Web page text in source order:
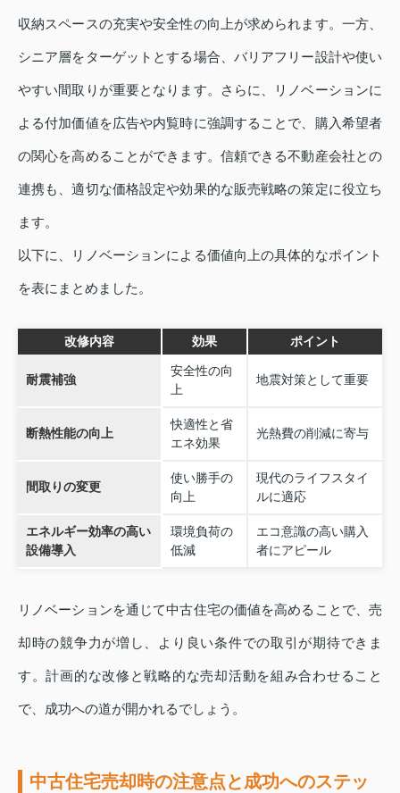
収納スペースの充実や安全性の向上が求められます。一方、
シニア層をターゲットとする場合、バリアフリー設計や使い
やすい間取りが重要となります。さらに、リノベーションに
よる付加価値を広告や内覧時に強調することで、購入希望者
の関心を高めることができます。信頼できる不動産会社との
連携も、適切な価格設定や効果的な販売戦略の策定に役立ち
ます。
以下に、リノベーションによる価値向上の具体的なポイント
を表にまとめました。
改修内容 効果 ポイント
耐震補強
安全性の向
上
地震対策として重要
断熱性能の向上
快適性と省
エネ効果
光熱費の削減に寄与
間取りの変更
使い勝手の
向上
現代のライフスタイ
ルに適応
エネルギー効率の高い
設備導入
環境負荷の
低減
エコ意識の高い購入
者にアピール
リノベーションを通じて中古住宅の価値を高めることで、売
却時の競争力が増し、より良い条件での取引が期待できま
す。計画的な改修と戦略的な売却活動を組み合わせること
で、成功への道が開かれるでしょう。
中古住宅売却時の注意点と成功へのステッ